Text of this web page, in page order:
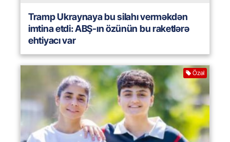
Tramp Ukraynaya bu silahı verməkdən
imtina etdi: ABŞ-ın özünün bu raketlərə
ehtiyacı var
Özəl